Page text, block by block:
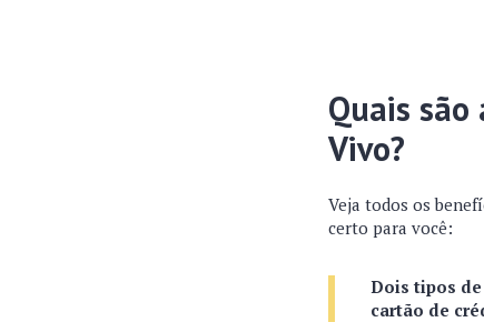
Quais
Vivo?
Veja todos os
certo para você:
Dois tipos
cartão de